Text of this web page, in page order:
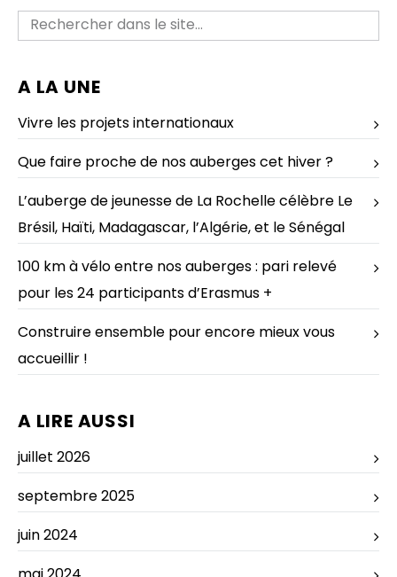
A LA UNE
Vivre les projets internationaux
Que faire proche de nos auberges cet hiver ?
L’auberge de jeunesse de La Rochelle célèbre Le
Brésil, Haïti, Madagascar, l’Algérie, et le Sénégal
100 km à vélo entre nos auberges : pari relevé
pour les 24 participants d’Erasmus +
Construire ensemble pour encore mieux vous
accueillir !
A LIRE AUSSI
juillet 2026
septembre 2025
juin 2024